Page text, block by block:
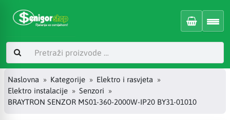
Naslovna Kategorije
Elektro i rasvjeta
Elektro instalacije
Senzori
BRAYTRON SENZOR MS01-360-2000W-IP20 BY31-01010